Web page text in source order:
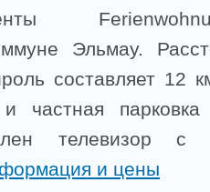
Эльмау.
составляет 12
частная
телевизор с
и цены